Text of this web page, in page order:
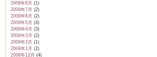
2009年8月 (1)
2009年7月 (2)
2009年6月 (2)
2009年5月 (4)
2009年4月 (3)
2009年3月 (2)
2009年2月 (1)
2009年1月 (2)
2008年12月 (4)